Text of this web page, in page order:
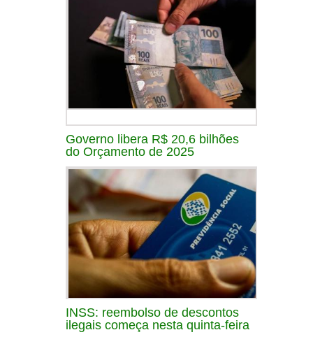
Governo libera R$ 20,6 bilhões
do Orçamento de 2025
INSS: reembolso de descontos
ilegais começa nesta quinta-feira